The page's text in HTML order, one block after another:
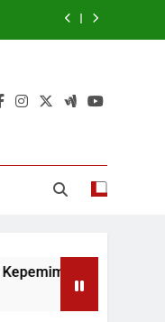
Ketua Barok, Forkabi